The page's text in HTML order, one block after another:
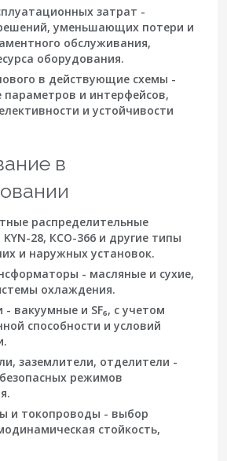
затрат -
уменьшающих потери и
обслуживания,
оборудования.
в действующие схемы -
параметров и интерфейсов,
и устойчивости
в
распределительные
28, КСО-366 и другие типы
и наружных установок.
- масляные и сухие,
охлаждения.
- вакуумные и SF₆, с учетом
способности и условий
заземлители, отделители -
режимов
и токопроводы - выбор
стойкость,